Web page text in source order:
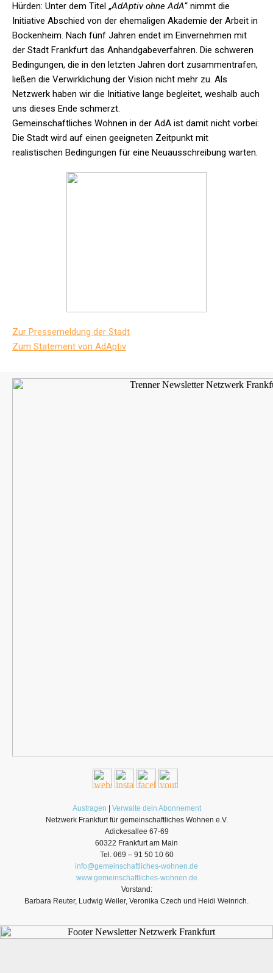
Hürden: Unter dem Titel „AdAptiv ohne AdA“ nimmt die
Initiative Abschied von der ehemaligen Akademie der Arbeit in
Bockenheim. Nach fünf Jahren endet im Einvernehmen mit
der Stadt Frankfurt das Anhandgabeverfahren. Die schweren
Bedingungen, die in den letzten Jahren dort zusammentrafen,
ließen die Verwirklichung der Vision nicht mehr zu. Als
Netzwerk haben wir die Initiative lange begleitet, weshalb auch
uns dieses Ende schmerzt.
Gemeinschaftliches Wohnen in der AdA ist damit nicht vorbei:
Die Stadt wird auf einen geeigneten Zeitpunkt mit
realistischen Bedingungen für eine Neuausschreibung warten.
Zur Pressemeldung der Stadt
Zum Statement von AdAptiv
Austragen
Verwalte dein Abonnement
Netzwerk Frankfurt für gemeinschaftliches Wohnen e.V.
Adickesallee 67-69
60322 Frankfurt am Main
Tel. 069 – 91 50 10 60
info@gemeinschaftliches-wohnen.de
www.gemeinschaftliches-wohnen.de
Vorstand:
Barbara Reuter, Ludwig Weiler, Veronika Czech und Heidi Weinrich.